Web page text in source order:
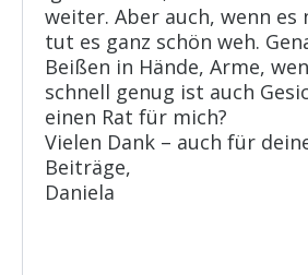
weiter. Aber auch, wenn es
tut es ganz schön weh.
Beißen in Hände, Arme,
schnell genug ist auch
einen Rat für mich?
Vielen Dank – auch für
Beiträge,
Daniela